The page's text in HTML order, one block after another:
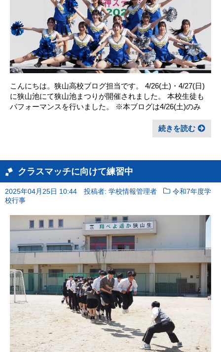
こんにちは。狭山高校ブログ担当です。 4/26(土)・4/27(日)
に狭山池にて狭山池まつりが開催されました。 本校生徒も
パフォーマンスを行いました。 ※本ブログは4/26(土)のみ
続きを読む
クラスマッチに向けて練習中
2025年04月25日 10:44 投稿者: 学校情報管理者
令和7年度学
校行事